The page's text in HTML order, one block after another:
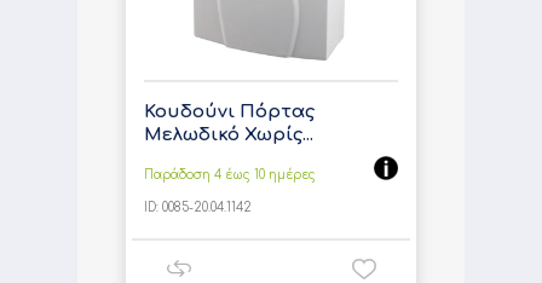
Κουδούνι Πόρτας
Μελωδικό Χωρίς...
Παράδοση 4 έως 10 ημέρες
ID: 0085-20.04.1142